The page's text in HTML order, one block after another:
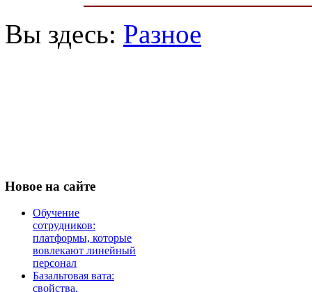
Вы здесь: Разное
Новое на сайте
Обучение
сотрудников:
платформы, которые
вовлекают линейный
персонал
Базальтовая вата:
свойства,